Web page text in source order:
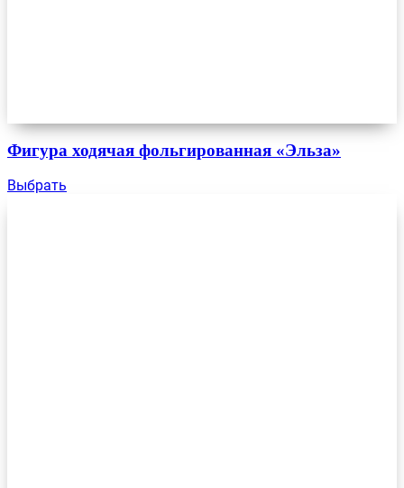
Фигура ходячая фольгированная «Эльза»
Выбрать